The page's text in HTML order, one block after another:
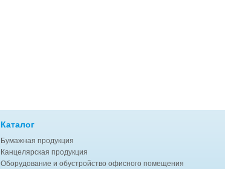
Каталог
Бумажная продукция
Канцелярская продукция
Оборудование и обустройство офисного помещения